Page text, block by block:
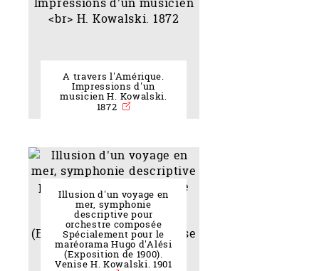
A travers l'Amérique.
Impressions d'un
musicien H. Kowalski.
1872
Illusion d'un voyage en
mer, symphonie
descriptive pour
orchestre composée
Spécialement pour le
maréorama Hugo d'Alési
(Exposition de 1900).
Venise H. Kowalski. 1901